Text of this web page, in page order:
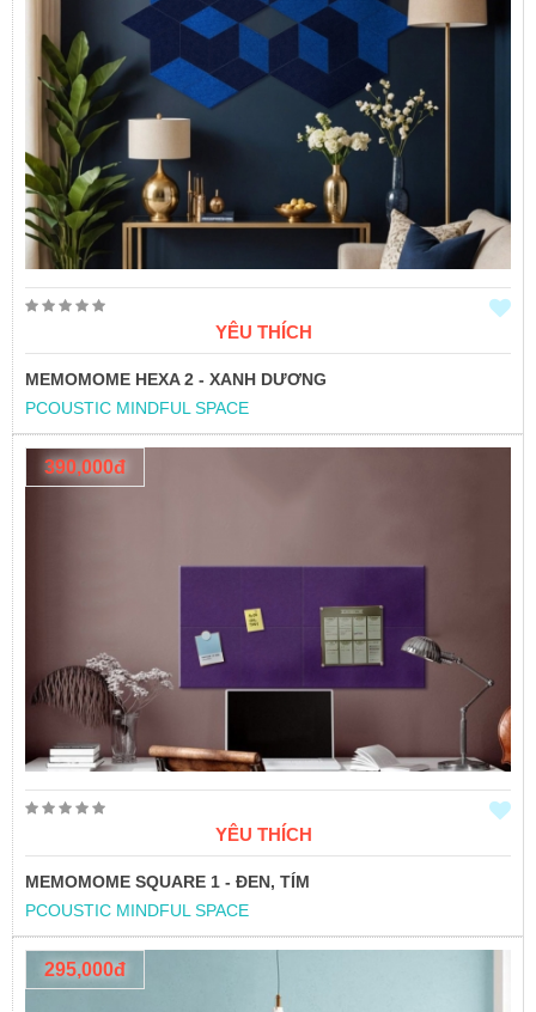
YÊU THÍCH
MEMOMOME HEXA 2 - XANH DƯƠNG
PCOUSTIC MINDFUL SPACE
390,000đ
YÊU THÍCH
MEMOMOME SQUARE 1 - ĐEN, TÍM
PCOUSTIC MINDFUL SPACE
295,000đ